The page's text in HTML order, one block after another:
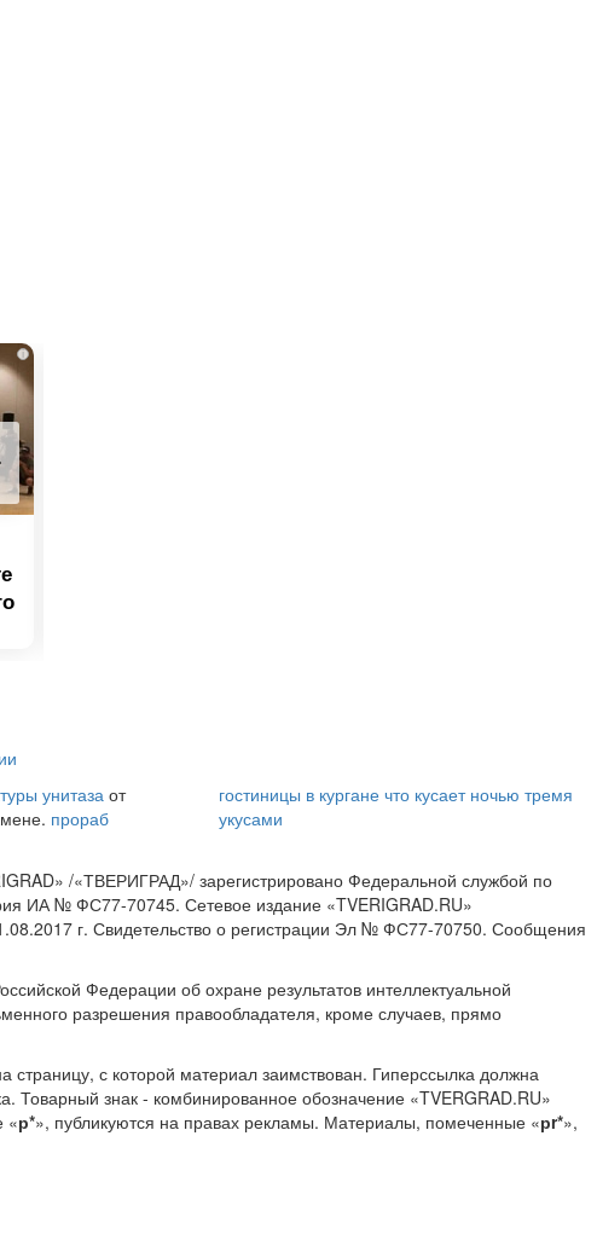
i
унитаза от
прораб
гостиницы в кургане что кусает ночью тремя
укусами
/«ТВЕРИГРАД»/ зарегистрировано Федеральной службой по
ИА № ФС77-70745. Сетевое издание «TVERIGRAD.RU»
г. Свидетельство о регистрации Эл № ФС77-70750. Сообщения
Федерации об охране результатов интеллектуальной
разрешения правообладателя, кроме случаев, прямо
с которой материал заимствован. Гиперссылка должна
Товарный знак - комбинированное обозначение «TVERGRAD.RU»
«р*», публикуются на правах рекламы. Материалы, помеченные «рr*»,